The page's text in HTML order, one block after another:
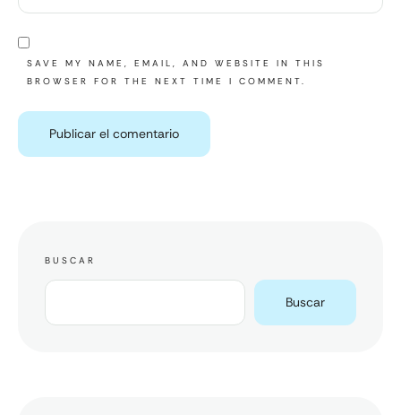
SAVE MY NAME, EMAIL, AND WEBSITE IN THIS
BROWSER FOR THE NEXT TIME I COMMENT.
BUSCAR
Buscar